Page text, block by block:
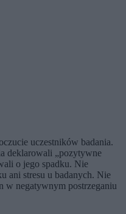
uczestników badania.
deklarowali „pozytywne
o jego spadku. Nie
ani stresu u badanych. Nie
w negatywnym postrzeganiu